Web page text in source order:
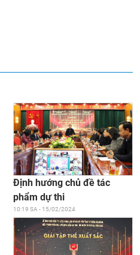
Định hướng chủ đề tác
phẩm dự thi
10:19 SA - 15/02/2024